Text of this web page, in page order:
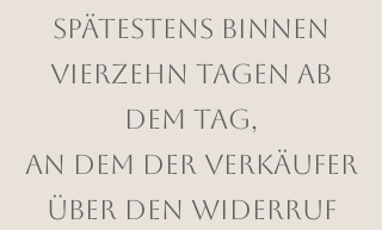
spätestens binnen
vierzehn Tagen ab
dem Tag,
an dem der Verkäufer
über den Widerruf